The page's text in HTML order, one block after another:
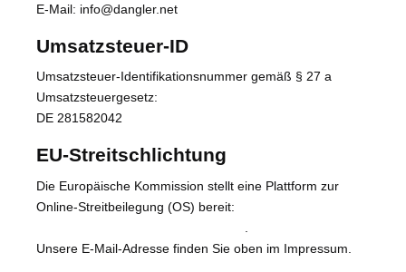
E-Mail: info@dangler.net
Umsatzsteuer-ID
Umsatzsteuer-Identifikationsnummer gemäß § 27 a
Umsatzsteuergesetz:
DE 281582042
EU-Streitschlichtung
Die Europäische Kommission stellt eine Plattform zur
Online-Streitbeilegung (OS) bereit:
Unsere E-Mail-Adresse finden Sie oben im Impressum.